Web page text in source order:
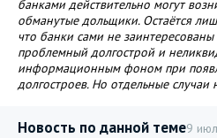
банками действительно могут
обманутые дольщики. Остаётся
что банки сами не заинтересованы
проблемный долгострой и
информационным фоном при
долгостроев. Но отдельные случаи
Новость по данной теме9